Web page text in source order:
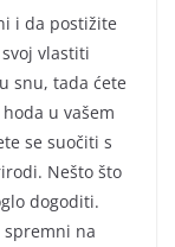
i da postižite
vlastiti
snu, tada ćete
u vašem
se suočiti s
Nešto što
dogoditi.
spremni na